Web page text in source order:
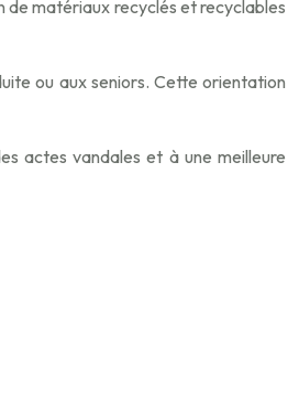
de matériaux recyclés et recyclables
ou aux seniors. Cette orientation
actes vandales et à une meilleure